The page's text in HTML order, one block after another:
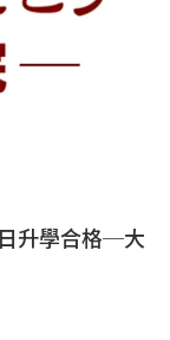
升學合格─大